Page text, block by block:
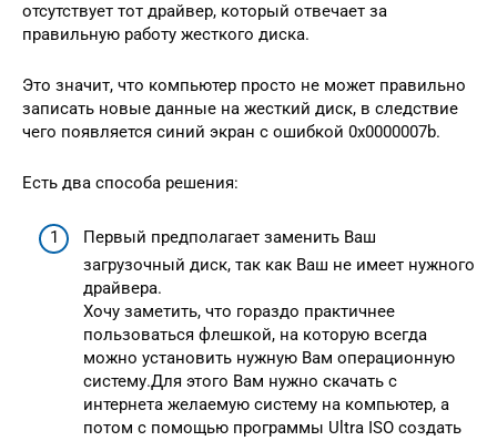
отсутствует тот драйвер, который отвечает за
правильную работу жесткого диска.
Это значит, что компьютер просто не может правильно
записать новые данные на жесткий диск, в следствие
чего появляется синий экран с ошибкой 0x0000007b.
Есть два способа решения:
Первый предполагает заменить Ваш
загрузочный диск, так как Ваш не имеет нужного
драйвера.
Хочу заметить, что гораздо практичнее
пользоваться флешкой, на которую всегда
можно установить нужную Вам операционную
систему.Для этого Вам нужно скачать с
интернета желаемую систему на компьютер, а
потом с помощью программы Ultra ISO создать